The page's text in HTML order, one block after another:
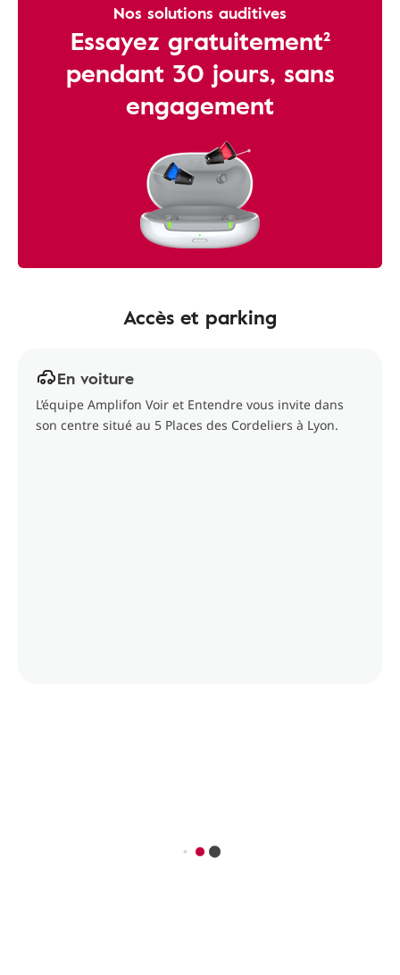
Nos solutions auditives
Essayez gratuitement²
pendant 30 jours, sans
engagement
Accès et parking
En voiture
L’équipe Amplifon Voir et Entendre vous invite dans
son centre situé au 5 Places des Cordeliers à Lyon.